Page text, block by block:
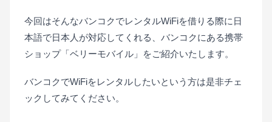
今回はそんなバンコクでレンタルWiFiを借りる際に日
本語で日本人が対応してくれる、バンコクにある携帯
ショップ「ベリーモバイル」をご紹介いたします。
バンコクでWiFiをレンタルしたいという方は是非チェ
ックしてみてください。
躍す
るの
から